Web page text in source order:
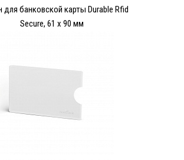
для банковской карты Durable Rfid
Secure, 61 x 90 мм